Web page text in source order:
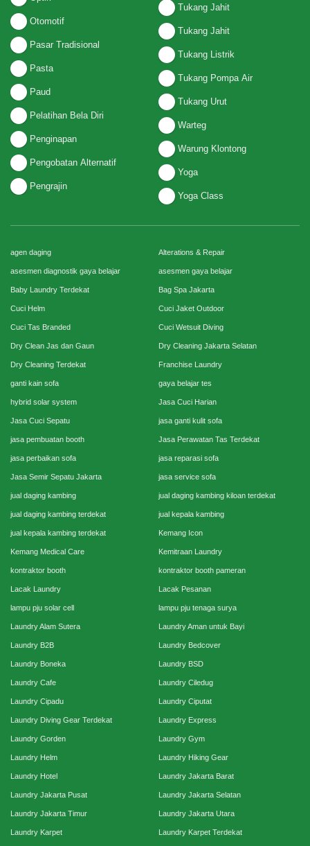
Otomotif
Pasar Tradisional
Pasta
Paud
Pelatihan Bela Diri
Penginapan
Pengobatan Alternatif
Pengrajin
Tukang Jahit
Tukang Jahit
Tukang Listrik
Tukang Pompa Air
Tukang Urut
Warteg
Warung Klontong
Yoga
Yoga Class
agen daging Alterations & Repair
asesmen diagnostik gaya belajar asesmen gaya belajar
Baby Laundry Terdekat Bag Spa Jakarta
Cuci Helm Cuci Jaket Outdoor
Cuci Tas Branded Cuci Wetsuit Diving
Dry Clean Jas dan Gaun Dry Cleaning Jakarta Selatan
Dry Cleaning Terdekat Franchise Laundry
ganti kain sofa gaya belajar tes
hybrid solar system Jasa Cuci Harian
Jasa Cuci Sepatu jasa ganti kulit sofa
jasa pembuatan booth Jasa Perawatan Tas Terdekat
jasa perbaikan sofa jasa reparasi sofa
Jasa Semir Sepatu Jakarta jasa service sofa
jual daging kambing jual daging kambing kiloan terdekat
jual daging kambing terdekat jual kepala kambing
jual kepala kambing terdekat Kemang Icon
Kemang Medical Care Kemitraan Laundry
kontraktor booth kontraktor booth pameran
Lacak Laundry Lacak Pesanan
lampu pju solar cell lampu pju tenaga surya
Laundry Alam Sutera Laundry Aman untuk Bayi
Laundry B2B Laundry Bedcover
Laundry Boneka Laundry BSD
Laundry Cafe Laundry Ciledug
Laundry Cipadu Laundry Ciputat
Laundry Diving Gear Terdekat Laundry Express
Laundry Gorden Laundry Gym
Laundry Helm Laundry Hiking Gear
Laundry Hotel Laundry Jakarta Barat
Laundry Jakarta Pusat Laundry Jakarta Selatan
Laundry Jakarta Timur Laundry Jakarta Utara
Laundry Karpet Laundry Karpet Terdekat